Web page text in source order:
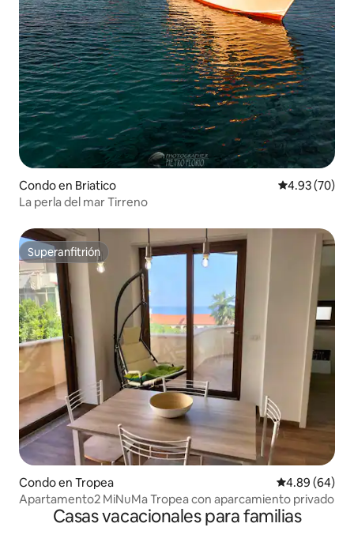
Condo en Briatico Calificación
4.93 (70)
La perla del mar Tirreno
Superanfitrión
Superanfitrión
Condo en Tropea Calificación
4.89 (64)
Apartamento2 MiNuMa Tropea con aparcamiento privado
Casas vacacionales para familias